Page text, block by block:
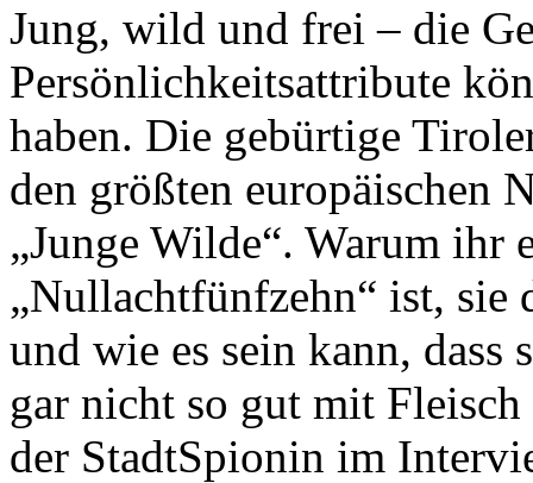
Jung, wild und frei – die
Persönlichkeitsattribute
haben. Die gebürtige
den größten europäischen
„Junge Wilde“. Warum ihr
„Nullachtfünfzehn“ ist,
und wie es sein kann,
gar nicht so gut mit
der StadtSpionin im